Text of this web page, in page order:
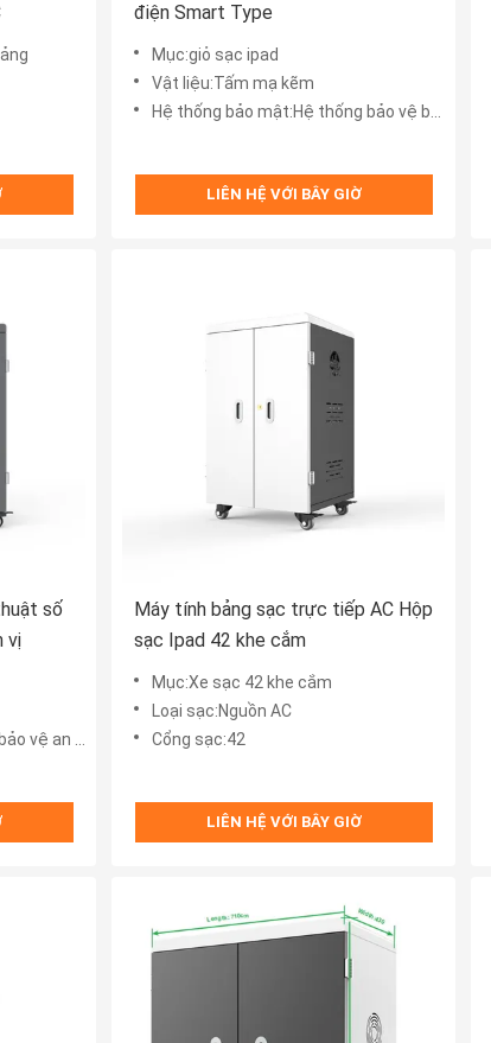
điện Smart Type
Mục:giỏ sạc ipad
Vật liệu:Tấm mạ kẽm
Hệ thống bảo mật:Hệ thống bảo vệ bảo mật 8S
LIÊN HỆ VỚI BÂY GIỜ
số
vị
an ninh 8S
Máy tính bảng sạc trực tiếp AC Hộp
sạc Ipad 42 khe cắm
Mục:Xe sạc 42 khe cắm
Loại sạc:Nguồn AC
Cổng sạc:42
LIÊN HỆ VỚI BÂY GIỜ